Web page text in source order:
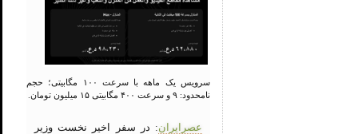
سرویس یک ماهه با سرعت ۱۰۰ مگابیتی؛ حجم
نامحدود: ۹ و سرعت ۴۰۰ مگابیتی ۱۵ میلیون تومان.
عصرایران: در سفر اخیر نخست وزیر